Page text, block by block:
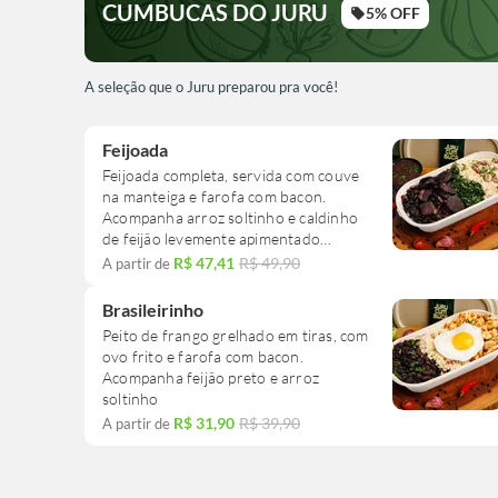
CUMBUCAS DO JURU local_offer5% OFF
A seleção que o Juru preparou pra você!
Feijoada
Feijoada completa, servida com couve
na manteiga e farofa com bacon.
Acompanha arroz soltinho e caldinho
de feijão levemente apimentado
enviado à parte.
A partir de R$ 47,41 R$ 49,90
Brasileirinho
Peito de frango grelhado em tiras, com
ovo frito e farofa com bacon.
Acompanha feijão preto e arroz
soltinho
A partir de R$ 31,90 R$ 39,90